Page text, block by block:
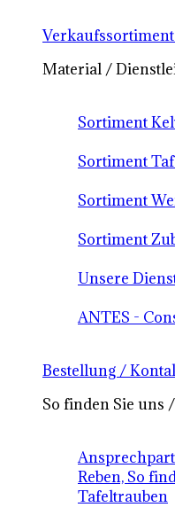
Material /
Sortiment
Sortiment
Sortiment
Sortiment
Unsere
ANTES -
Bestellung /
So finden Sie uns
Reben, So
Tafeltrauben